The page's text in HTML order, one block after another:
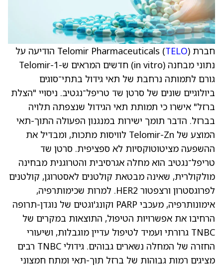
חברת Telomir Pharmaceuticals ( TELO
) הודיעה על
נתוני מבחנה (in vitro) חדשים המראים ש-Telomir-1
גורם לתמותה נרחבת של תאי גידול בתתי־סוגים
ביולוגיים שונים של סרטן שד טריפל־נגטיב. ניסויי "הצלת
ברזל" אישרו כי תמותת תאי הגידול שנצפתה תלויה
בברזל. הדבר תומך ישירות במנגנון הפעולה התוך-תאי
המוצע של Telomir-Zn לוויסות מתכות, ומבדיל את
ההשפעה מציטוטוקסיות לא ספציפית. סרטן שד
טריפל־נגטיב הוא מחלה אגרסיבית והטרוגנית מבחינה
מולקולרית, שאינה מבטאת קולטנים לאסטרוגן, קולטנים
לפרוגסטרון ורצפטור HER2. למרות שכימותרפיה,
אימונותרפיה, מעכבי PARP וקונג'וגטים של נוגדן-תרופה
הרחיבו את אפשרויות הטיפול, התוצאות במקרים של
TNBC גרורתי ועמיד לטיפול עדיין מוגבלות, ושיעורי
החזרה של המחלה נשארים גבוהים. גידולי TNBC רבים
מציגים רמות גבוהות של ברזל תוך-תאי ומתח חמצוני